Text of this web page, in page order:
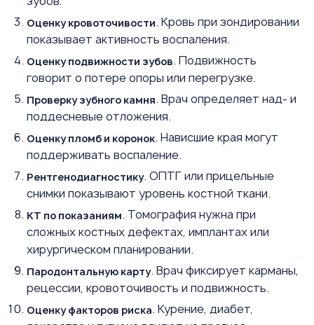
Оценку кровоточивости. Кровь при зондировании
показывает активность воспаления.
Оценку подвижности зубов. Подвижность
говорит о потере опоры или перегрузке.
Проверку зубного камня. Врач определяет над- и
поддесневые отложения.
Оценку пломб и коронок. Нависшие края могут
поддерживать воспаление.
Рентгенодиагностику. ОПТГ или прицельные
снимки показывают уровень костной ткани.
КТ по показаниям. Томография нужна при
сложных костных дефектах, имплантах или
хирургическом планировании.
Пародонтальную карту. Врач фиксирует карманы,
рецессии, кровоточивость и подвижность.
Оценку факторов риска. Курение, диабет,